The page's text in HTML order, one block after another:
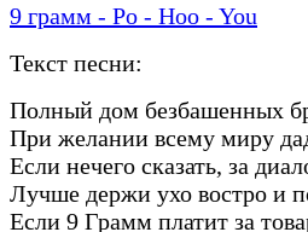
9 грамм - Po - Hoo - You
Текст песни:
Полный дом безбашенных
При желании всему миру
Если нечего сказать, за
Лучше держи ухо востро и
Если 9 Грамм платит за